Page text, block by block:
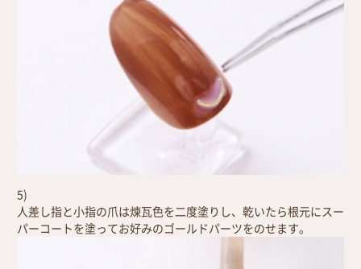
5)
人差し指と小指の爪は煉瓦色を二度塗りし、乾いたら根元にスー
パーコートを塗ってお好みのゴールドパーツをのせます。